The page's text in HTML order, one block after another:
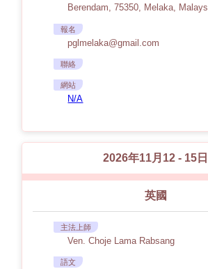
Berendam, 75350, Melaka,
報名
pglmelaka@gmail.com
聯絡
網站
N/A
2026年11月12 - 15日
英國
主法上師
Ven. Choje Lama Rabsang
語文